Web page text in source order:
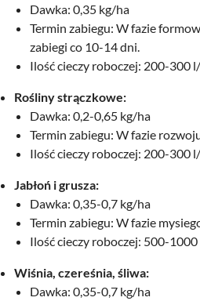
Dawka: 0,35 kg/ha
Termin zabiegu: W fazie
zabiegi co 10-14 dni.
Ilość cieczy roboczej: 200-300
Rośliny strączkowe:
Dawka: 0,2-0,65 kg/ha
Termin zabiegu: W fazie
Ilość cieczy roboczej: 200-300
Jabłoń i grusza:
Dawka: 0,35-0,7 kg/ha
Termin zabiegu: W fazie
Ilość cieczy roboczej: 500-
Wiśnia, czereśnia, śliwa:
Dawka: 0,35-0,7 kg/ha